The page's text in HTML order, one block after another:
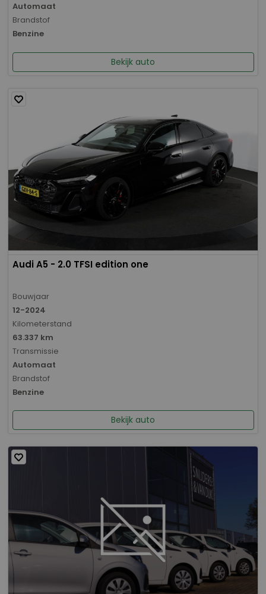
Automaat
Brandstof
Benzine
Bekijk auto
Audi A5 - 2.0 TFSI edition one
Bouwjaar
12-2024
Kilometerstand
63.337 km
Transmissie
Automaat
Brandstof
Benzine
Bekijk auto